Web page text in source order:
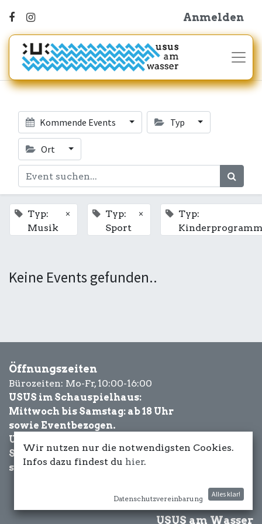
Anmelden
Kommende Events Typ
Ort
Typ:
Musik
×
Typ:
Sport
×
Typ:
Keine Events gefunden..
Öffnungszeiten
Bürozeiten: Mo-Fr, 10:00-16:00
USUS im Schauspielhaus:
Mittwoch bis Samstag: ab 18 Uhr
sowie Eventbezogen.
USUS am Wasser:
Schönwetter-
sowie Eventbezogen.
USUS am Wasser
Wir nutzen nur die notwendigsten Cookies.
Infos dazu findest du hier.
Datenschutzvereinbarung
Alles klar!